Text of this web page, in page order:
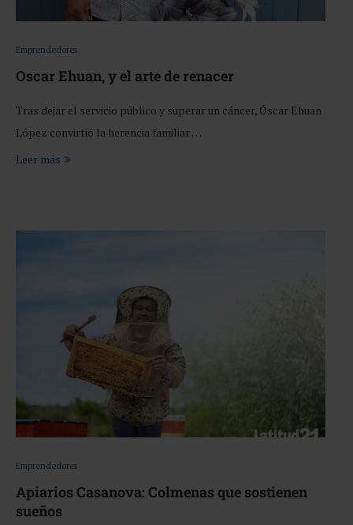
Emprendedores
Oscar Ehuan, y el arte de renacer
Tras dejar el servicio público y superar un cáncer, Óscar Ehuan
López convirtió la herencia familiar …
Leer más
Emprendedores
Apiarios Casanova: Colmenas que sostienen
sueños